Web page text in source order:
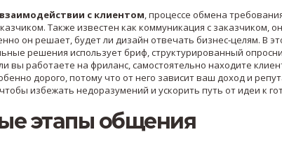
взаимодействии с клиентом,процессе обмена
. Также известен как коммуникация с заказчиком, он
он решает, будет ли дизайн отвечать бизнес‑целям. В
решения используетбриф,структурированный
вы работаете на фриланс,самостоятельно находите
дорого, потому что от него зависит ваш доход и
избежать недоразумений и ускорить путь от идеи к
этапы общения